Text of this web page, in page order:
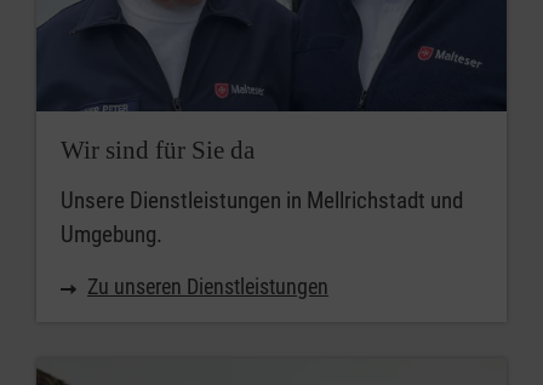
Wir sind für Sie da
Unsere Dienstleistungen in Mellrichstadt und
Umgebung.
Zu unseren Dienstleistungen